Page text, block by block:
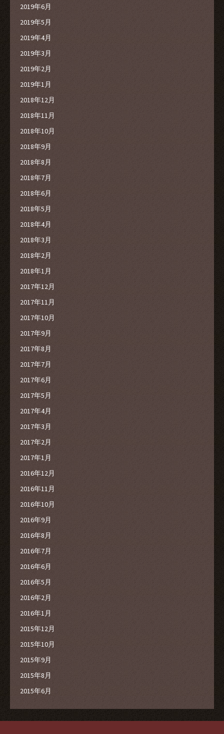
2019年6月
2019年5月
2019年4月
2019年3月
2019年2月
2019年1月
2018年12月
2018年11月
2018年10月
2018年9月
2018年8月
2018年7月
2018年6月
2018年5月
2018年4月
2018年3月
2018年2月
2018年1月
2017年12月
2017年11月
2017年10月
2017年9月
2017年8月
2017年7月
2017年6月
2017年5月
2017年4月
2017年3月
2017年2月
2017年1月
2016年12月
2016年11月
2016年10月
2016年9月
2016年8月
2016年7月
2016年6月
2016年5月
2016年2月
2016年1月
2015年12月
2015年10月
2015年9月
2015年8月
2015年6月